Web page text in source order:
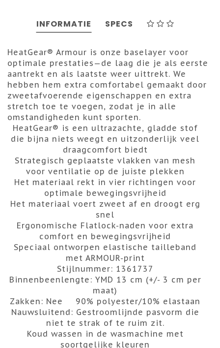
INFORMATIE SPECS
HeatGear® Armour is onze baselayer voor
optimale prestaties—de laag die je als eerste
aantrekt en als laatste weer uittrekt. We
hebben hem extra comfortabel gemaakt door
zweetafvoerende eigenschappen en extra
stretch toe te voegen, zodat je in alle
omstandigheden kunt sporten.
HeatGear® is een ultrazachte, gladde stof
die bijna niets weegt en uitzonderlijk veel
draagcomfort biedt
Strategisch geplaatste vlakken van mesh
voor ventilatie op de juiste plekken
Het materiaal rekt in vier richtingen voor
optimale bewegingsvrijheid
Het materiaal voert zweet af en droogt erg
snel
Ergonomische Flatlock-naden voor extra
comfort en bewegingsvrijheid
Speciaal ontworpen elastische tailleband
met ARMOUR-print
Stijlnummer: 1361737
Binnenbeenlengte: YMD 13 cm (+/- 3 cm per
maat)
Zakken: Nee
90% polyester/10% elastaan
Nauwsluitend: Gestroomlijnde pasvorm die
niet te strak of te ruim zit.
Koud wassen in de wasmachine met
soortgelijke kleuren